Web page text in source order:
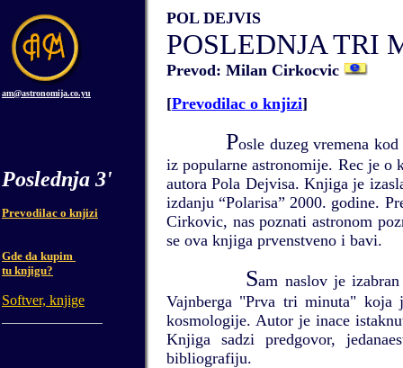
am@astronomija.co.yu
Poslednja 3'
Prevodilac o knjizi
Gde da kupim
tu knjigu?
Softver, knjige
POL DEJVIS
POSLEDNJA TRI
Prevod: Milan Cirkocvic
[Prevodilac o knjizi]
Posle duzeg vremena
iz popularne astronomije. Rec je
autora Pola Dejvisa. Knjiga je
izdanju “Polarisa” 2000. godine.
Cirkovic, nas poznati astronom
se ova knjiga prvenstveno i bavi.
Sam naslov je
Vajnberga "Prva tri minuta" koja
kosmologije. Autor je inace
Knjiga sadzi predgovor,
bibliografiju.